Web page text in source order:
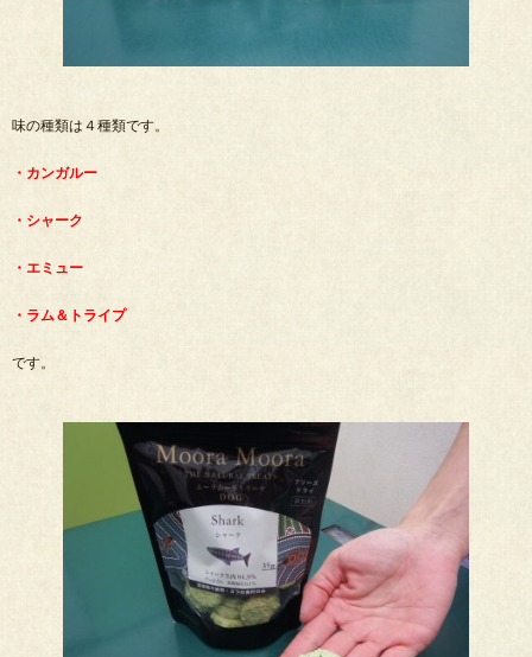
味の種類は４種類です。
・カンガルー
・シャーク
・エミュー
・ラム＆トライプ
です。